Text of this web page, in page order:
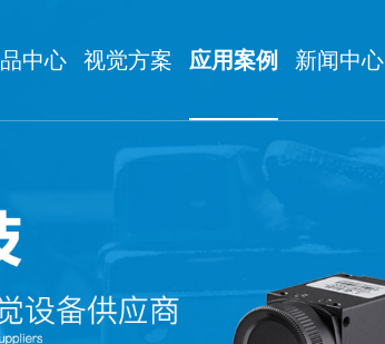
中心 视觉方案 应用案例 新闻中心